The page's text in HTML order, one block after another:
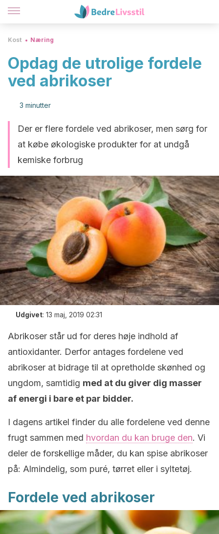
Kost Næring
Opdag de utrolige fordele
ved abrikoser
3 minutter
Der er flere fordele ved abrikoser, men sørg for
at købe økologiske produkter for at undgå
kemiske forbrug
Udgivet: 13 maj, 2019 02:31
Abrikoser står ud for deres høje indhold af
antioxidanter. Derfor antages fordelene ved
abrikoser at bidrage til at opretholde skønhed og
ungdom, samtidig med at du giver dig masser
af energi i bare et par bidder.
I dagens artikel finder du alle fordelene ved denne
frugt sammen med hvordan du kan bruge den. Vi
deler de forskellige måder, du kan spise abrikoser
på: Almindelig, som puré, tørret eller i syltetøj.
Fordele ved abrikoser